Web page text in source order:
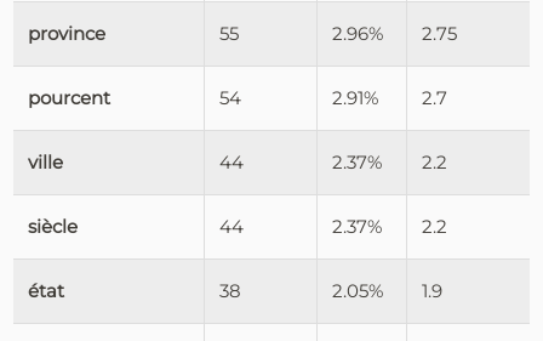
province 55 2.96% 2.75
pourcent 54 2.91% 2.7
ville 44 2.37% 2.2
siècle 44 2.37% 2.2
état 38 2.05% 1.9